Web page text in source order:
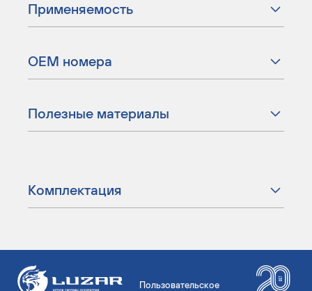
Применяемость
ОЕМ номера
Полезные материалы
Комплектация
Пользовательское